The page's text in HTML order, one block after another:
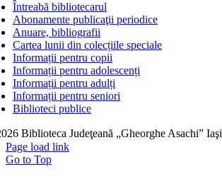
Întreabă bibliotecarul
Abonamente publicaţii periodice
Anuare, bibliografii
Cartea lunii din colecțiile speciale
Informații pentru copii
Informații pentru adolescenți
Informații pentru adulți
Informații pentru seniori
Biblioteci publice
Biblioteca Judeţeană „Gheorghe Asachi” Iaşi
Page load link
Go to Top